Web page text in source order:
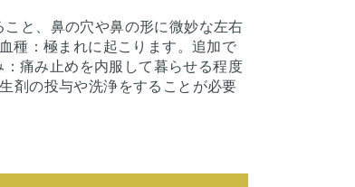
と、鼻の穴や鼻の形に微妙な左右
種：極まれに起こります。追加で
痛み止めを内服して暮らせる程度
剤の投与や洗浄をすることが必要